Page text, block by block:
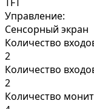
Управление:
Сенсорный экран
Количество
2
Количество
2
Количество